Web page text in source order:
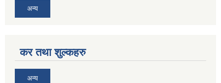
अन्य
कर तथा शुल्कहरु
अन्य